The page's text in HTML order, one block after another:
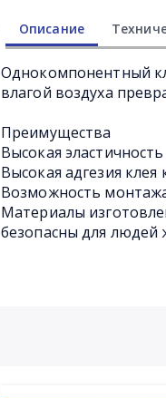
Описание
Однокомпонентный
влагой воздуха
Преимущества
Высокая эластичность
Высокая адгезия
Возможность
Материалы
безопасны для